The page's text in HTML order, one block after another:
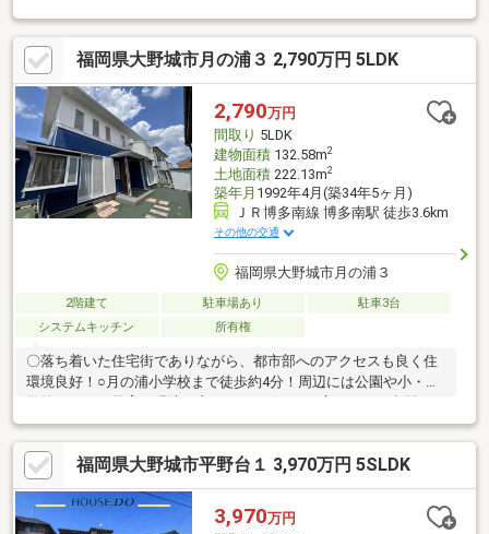
す♪
福岡県大野城市月の浦３ 2,790万円 5LDK
2,790万円
間取り 5LDK
建物面積132.58m2
土地面積222.13m2
築年月 1992年4月(築34年5ヶ月)
ＪＲ博多南線 博多南駅 徒歩3.6km
その他の交通
福岡県大野城市月の浦３
2階建て 駐車場あり
駐車3台
システムキッチン
所有権
〇落ち着いた住宅街でありながら、都市部へのアクセスも良く住
環境良好！○月の浦小学校まで徒歩約4分！周辺には公園や小・中
で、ご家族が自然と集まれる間取り♪○周辺には日照を遮る高層建
築物がなく、陽当たり、通風ともに良好です♪〇並列駐車3台以上
可能！（車種による）〇二階の各部屋収納完備！〇周辺交通量が
落ち着いているため、お子様が安心して過ごせます♪○吹き抜けが
あるため、お部屋をお部屋全体が開放的な印象です！〇リフォー
ム・リノベーションのご相談承ります！お得なフルリフォームの
福岡県大野城市平野台１ 3,970万円 5SLDK
3,970万円